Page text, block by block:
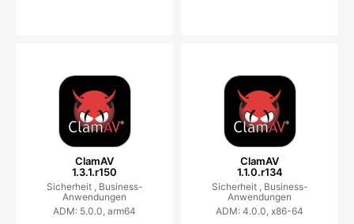
ClamAV
1.3.1.r150
Sicherheit , Business-
Anwendungen
ADM: 5.0.0, arm64
ClamAV
1.1.0.r134
Sicherheit , Business-
Anwendungen
ADM: 4.0.0, x86-64